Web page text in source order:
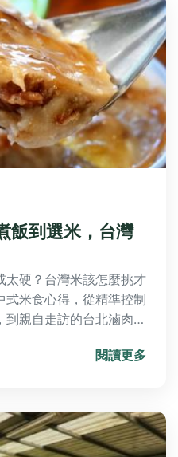
飯到選米，台灣
太硬？台灣米該怎麼挑才
式米食心得，從精準控制
到親自走訪的台北滷肉
閱讀更多